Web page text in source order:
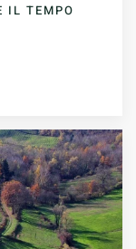
IL TEMPO